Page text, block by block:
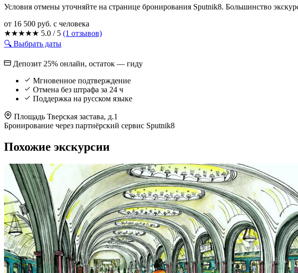
Условия отмены уточняйте на странице бронирования Sputnik8. Большинство
от 16 500 руб. с человека
★★★★★ 5.0 / 5 (1 отзывов)
🔍 Выбрать даты
Депозит 25% онлайн, остаток — гиду
Мгновенное подтверждение
Отмена без штрафа за 24 ч
Поддержка на русском языке
Площадь Тверская застава, д.1
Бронирование через партнёрский сервис Sputnik8
Похожие экскурсии